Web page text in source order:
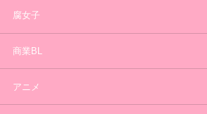
腐女子
商業BL
アニメ